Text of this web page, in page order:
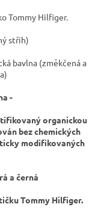
Tommy Hilfiger.
střih)
bavlna (změkčená a
-
organickou
bez chemických
modifikovaných
a černá
Tommy Hilfiger.